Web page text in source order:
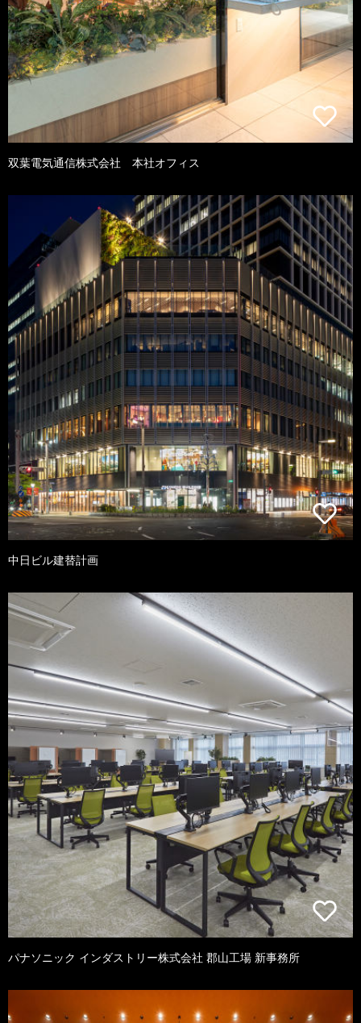
双葉電気通信株式会社 本社オフィス
中日ビル建替計画
パナソニック インダストリー株式会社 郡山工場 新事務所